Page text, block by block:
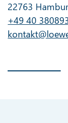
22763
+49 40